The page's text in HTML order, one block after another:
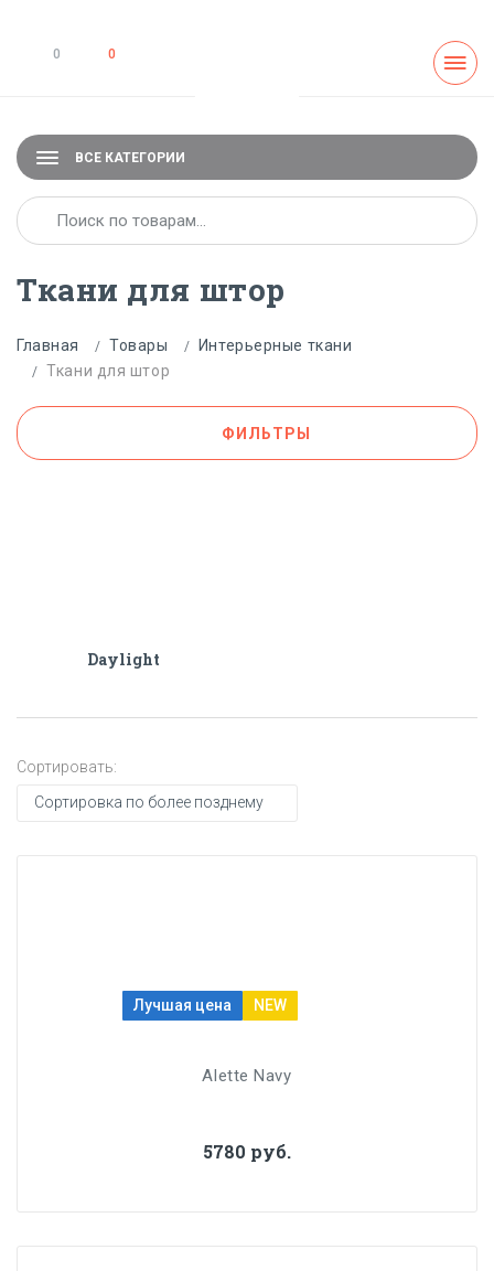
0 0
ВСЕ КАТЕГОРИИ
Ткани для штор
Главная Товары
Интерьерные ткани
Ткани для штор
ФИЛЬТРЫ
Daylight
Сортировать:
Лучшая цена NEW
Alette Navy
5780 руб.